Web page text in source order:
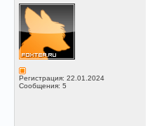
Регистрация: 22.01.2024
Сообщения: 5